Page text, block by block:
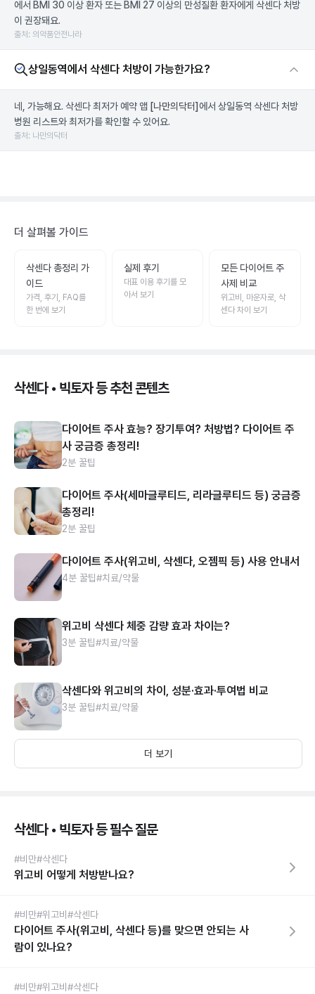
에서 BMI 30 이상 환자 또는 BMI 27 이상의 만성질환 환자에게 삭센다 처방
이 권장돼요.
출처: 의약품안전나라
상일동역에서 삭센다 처방이 가능한가요?
네, 가능해요. 삭센다 최저가 예약 앱 [나만의닥터] 에서 상일동역 삭센다 처방
병원 리스트와 최저가를 확인할 수 있어요.
출처: 나만의닥터
더 살펴볼 가이드
삭센다 총정리 가
이드
가격, 후기, FAQ를
한 번에 보기
실제 후기
대표 이용 후기를 모
아서 보기
모든 다이어트 주
사제 비교
위고비, 마운자로, 삭
센다 차이 보기
삭센다 • 빅토자 등 추천 콘텐츠
다이어트 주사 효능? 장기투여? 처방법? 다이어트 주
사 궁금증 총정리!
2분 꿀팁
다이어트 주사(세마글루티드, 리라글루티드 등) 궁금증
총정리!
2분 꿀팁
다이어트 주사(위고비, 삭센다, 오젬픽 등) 사용 안내서
4분 꿀팁#치료/약물
위고비 삭센다 체중 감량 효과 차이는?
3분 꿀팁#치료/약물
삭센다와 위고비의 차이, 성분·효과·투여법 비교
3분 꿀팁#치료/약물
더 보기
삭센다 • 빅토자 등 필수 질문
#비만#삭센다
위고비 어떻게 처방받나요?
#비만#위고비 #삭센다
다이어트 주사(위고비, 삭센다 등)를 맞으면 안되는 사
람이 있나요?
#비만#위고비 #삭센다